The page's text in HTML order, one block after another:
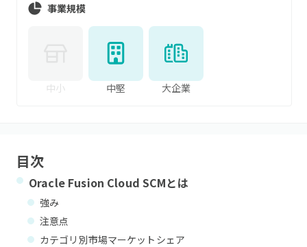
事業規模
中小 中堅 大企業
目次
Oracle Fusion Cloud SCMとは
強み
注意点
カテゴリ別市場マーケットシェア